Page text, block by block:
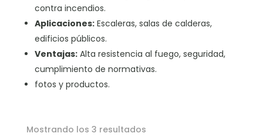
contra incendios.
Aplicaciones:Escaleras, salas de calderas,
edificios públicos.
Ventajas:Alta resistencia al fuego, seguridad,
cumplimiento de normativas.
fotos y productos.
Mostrando los 3 resultados